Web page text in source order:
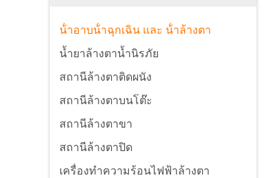
น้ําอาบน้ําฉุกเฉิน และ น้ําล้างตา
น้ำยาล้างตาน้ำนิรภัย
สถานีล้างตาติดผนัง
สถานีล้างตาบนโต๊ะ
สถานีล้างตาขา
สถานีล้างตาปิด
เครื่องทำความร้อนไฟฟ้าล้างตา